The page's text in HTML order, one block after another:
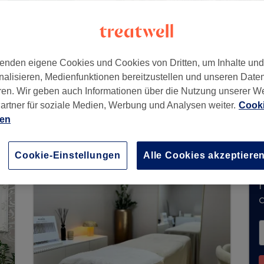
, 80639
keine Buchungen über Treatwell
Salons in Ihrer Nähe zu finden.
Dort warten
eigene Cookies und Cookies von Dritten, um Inhalte
Medienfunktionen bereitzustellen und unseren
Wir geben auch Informationen über die Nutzung unserer
für soziale Medien, Werbung und Analysen weiter.
Cookie-Einstellungen Alle Cookies akzeptieren